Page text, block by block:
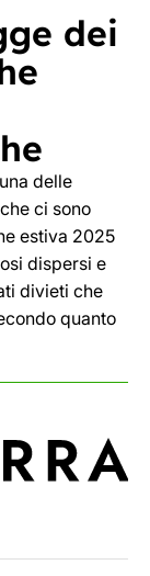
dei
delle
ci sono
estiva 2025
dispersi e
divieti che
quanto